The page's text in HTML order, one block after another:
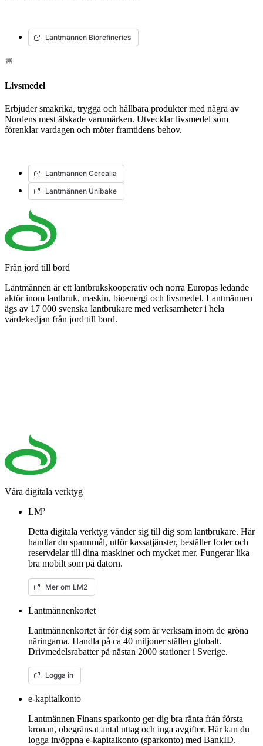
Lantmännen Biorefineries
Livsmedel
Erbjuder smakrika, trygga och hållbara produkter med några av
Nordens mest älskade varumärken. Utvecklar livsmedel som
förenklar vardagen och möter framtidens behov.
Lantmännen Cerealia
Lantmännen Unibake
Från jord till bord
Lantmännen är ett lantbrukskooperativ och norra Europas ledande
aktör inom lantbruk, maskin, bioenergi och livsmedel. Lantmännen
ägs av 17 000 svenska lantbrukare med verksamheter i hela
värdekedjan från jord till bord.
Våra digitala verktyg
LM²
Detta digitala verktyg vänder sig till dig som lantbrukare. Här
handlar du spannmål, utför kassatjänster, beställer foder och
reservdelar till dina maskiner och mycket mer. Fungerar lika
bra mobilt som på datorn.
Mer om LM2
Lantmännenkortet
Lantmännenkortet är för dig som är verksam inom de gröna
näringarna. Handla på ca 40 miljoner ställen globalt.
Drivmedelsrabatter på nästan 2000 stationer i Sverige.
Logga in
e-kapitalkonto
Lantmännen Finans sparkonto ger dig bra ränta från första
kronan, obegränsat antal uttag och inga avgifter. Här kan du
logga in/öppna e-kapitalkonto (sparkonto) med BankID.